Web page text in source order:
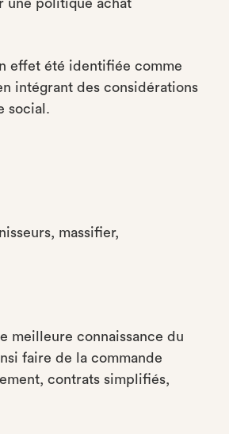
une politique achat
effet été identifiée comme
intégrant des considérations
social.
massifier,
meilleure connaissance du
faire de la commande
contrats simplifiés,